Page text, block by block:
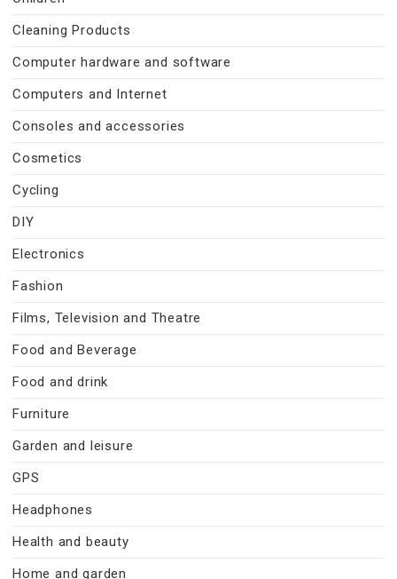
Cleaning Products
Computer hardware and software
Computers and Internet
Consoles and accessories
Cosmetics
Cycling
DIY
Electronics
Fashion
Films, Television and Theatre
Food and Beverage
Food and drink
Furniture
Garden and leisure
GPS
Headphones
Health and beauty
Home and garden